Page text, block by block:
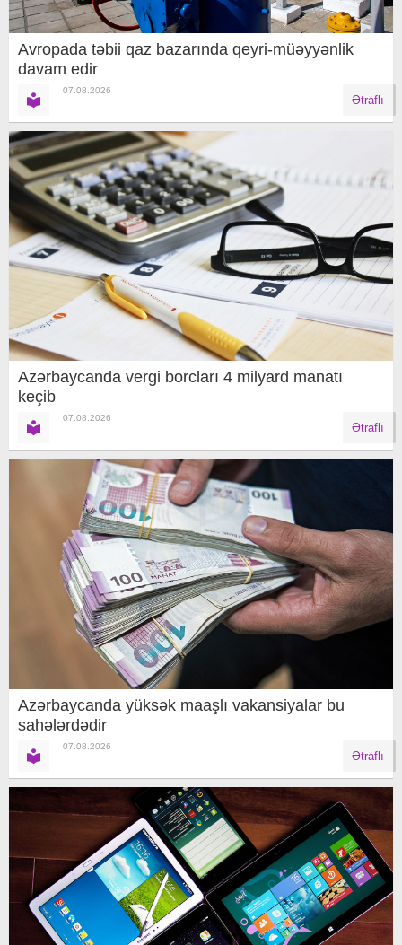
Avropada təbii qaz bazarında qeyri-müəyyənlik
davam edir
07.08.2026
Ətraflı
Azərbaycanda vergi borcları 4 milyard manatı
keçib
07.08.2026
Ətraflı
Azərbaycanda yüksək maaşlı vakansiyalar bu
sahələrdədir
07.08.2026
Ətraflı